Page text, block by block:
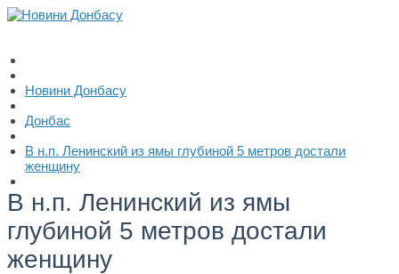
Новини Донбасу
Донбас
В н.п. Ленинский из ямы глубиной 5 метров достали
женщину
В н.п. Ленинский из ямы
глубиной 5 метров достали
женщину